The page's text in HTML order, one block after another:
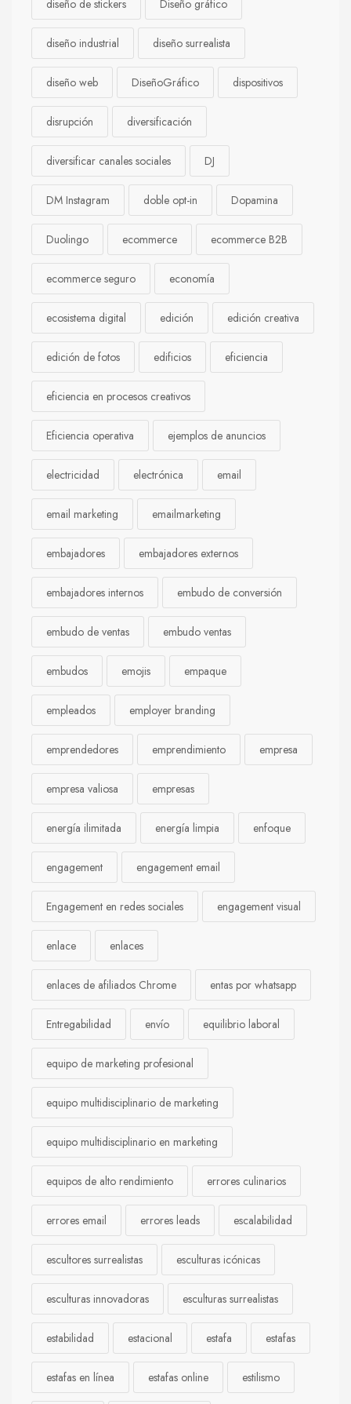
diseño de stickers Diseño gráfico
diseño industrial diseño surrealista
diseño web DiseñoGráfico dispositivos
disrupción diversificación
diversificar canales sociales DJ
DM Instagram doble opt-in Dopamina
Duolingo ecommerce ecommerce B2B
ecommerce seguro economía
ecosistema digital edición edición creativa
edición de fotos edificios eficiencia
eficiencia en procesos creativos
Eficiencia operativa ejemplos de anuncios
electricidad electrónica email
email marketing emailmarketing
embajadores embajadores externos
embajadores internos embudo de conversión
embudo de ventas embudo ventas
embudos emojis empaque
empleados employer branding
emprendedores emprendimiento empresa
empresa valiosa empresas
energía ilimitada energía limpia enfoque
engagement engagement email
Engagement en redes sociales engagement visual
enlace enlaces
enlaces de afiliados Chrome entas por whatsapp
Entregabilidad envío equilibrio laboral
equipo de marketing profesional
equipo multidisciplinario de marketing
equipo multidisciplinario en marketing
equipos de alto rendimiento errores culinarios
errores email errores leads escalabilidad
escultores surrealistas esculturas icónicas
esculturas innovadoras esculturas surrealistas
estabilidad estacional estafa estafas
estafas en línea estafas online estilismo